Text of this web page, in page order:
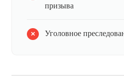
призыва
Уголовное